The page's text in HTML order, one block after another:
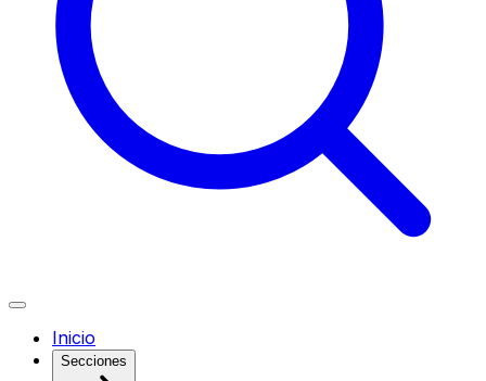
Inicio
Secciones